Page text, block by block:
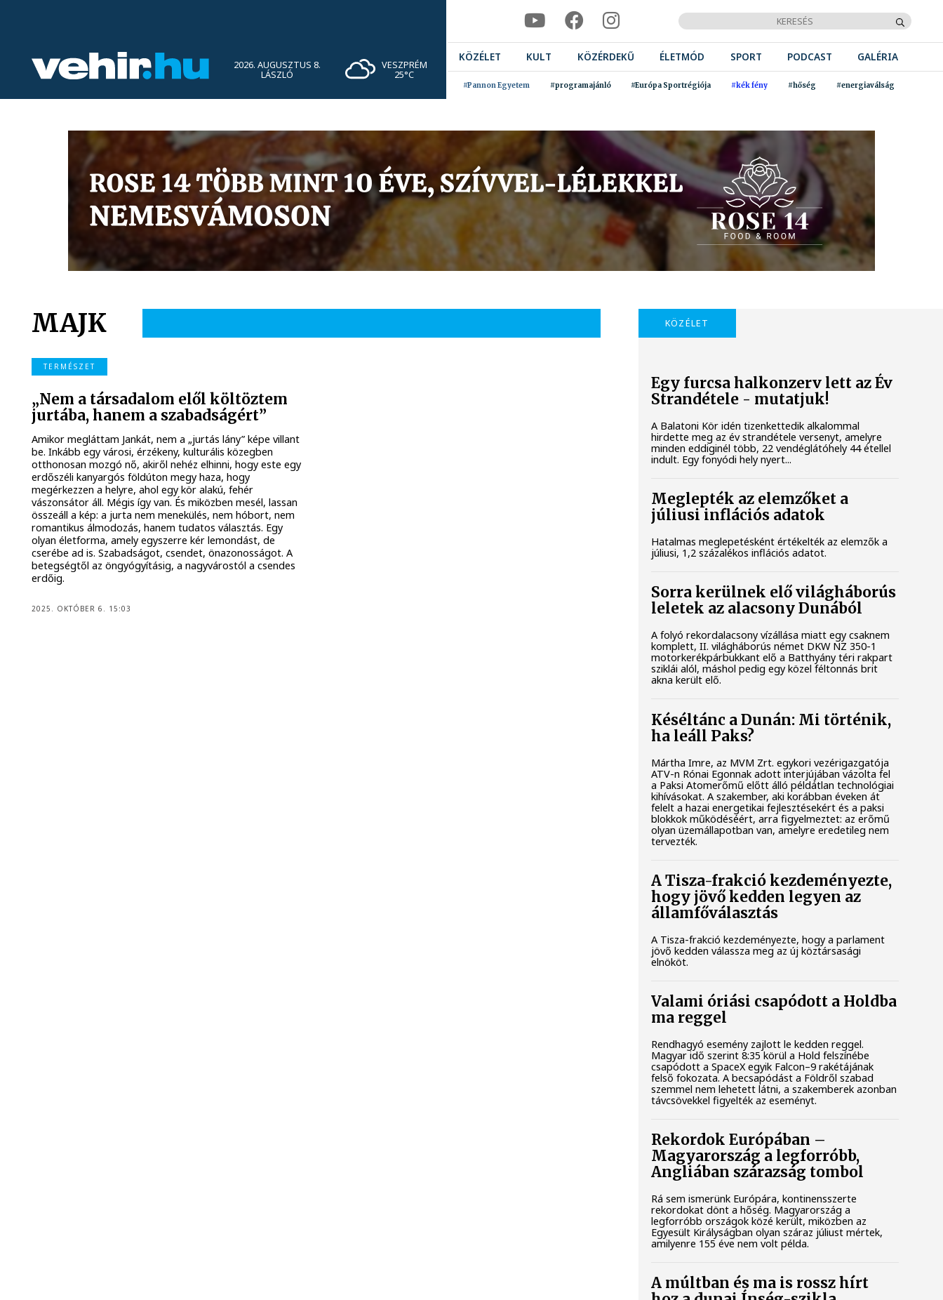
2026. AUGUSZTUS 8.
LÁSZLÓ
VESZPRÉM
25°C
KÖZÉLET KULT KÖZÉRDEKŰ ÉLETMÓD SPORT PODCAST GALÉRIA
#Pannon Egyetem #programajánló #Európa Sportrégiója #kék fény #hőség #energiaválság
MAJK
TERMÉSZET
„Nem a társadalom elől költöztem
jurtába, hanem a szabadságért”
Amikor megláttam Jankát, nem a „jurtás lány” képe villant
be. Inkább egy városi, érzékeny, kulturális közegben
otthonosan mozgó nő, akiről nehéz elhinni, hogy este egy
erdőszéli kanyargós földúton megy haza, hogy
megérkezzen a helyre, ahol egy kör alakú, fehér
vászonsátor áll. Mégis így van. És miközben mesél, lassan
összeáll a kép: a jurta nem menekülés, nem hóbort, nem
romantikus álmodozás, hanem tudatos választás. Egy
olyan életforma, amely egyszerre kér lemondást, de
cserébe ad is. Szabadságot, csendet, önazonosságot. A
betegségtől az öngyógyításig, a nagyvárostól a csendes
erdőig.
2025. OKTÓBER 6. 15:03
KÖZÉLET
Egy furcsa halkonzerv lett az Év
Strandétele - mutatjuk!
A Balatoni Kör idén tizenkettedik alkalommal
hirdette meg az év strandétele versenyt, amelyre
minden eddiginél több, 22 vendéglátóhely 44 étellel
indult. Egy fonyódi hely nyert...
Meglepték az elemzőket a
júliusi inflációs adatok
Hatalmas meglepetésként értékelték az elemzők a
júliusi, 1,2 százalékos inflációs adatot.
Sorra kerülnek elő világháborús
leletek az alacsony Dunából
A folyó rekordalacsony vízállása miatt egy csaknem
komplett, II. világháborús német DKW NZ 350-1
motorkerékpárbukkant elő a Batthyány téri rakpart
sziklái alól, máshol pedig egy közel féltonnás brit
akna került elő.
Késéltánc a Dunán: Mi történik,
ha leáll Paks?
Mártha Imre, az MVM Zrt. egykori vezérigazgatója
ATV-n Rónai Egonnak adott interjújában vázolta fel
a Paksi Atomerőmű előtt álló példátlan technológiai
kihívásokat. A szakember, aki korábban éveken át
felelt a hazai energetikai fejlesztésekért és a paksi
blokkok működéséért, arra figyelmeztet: az erőmű
olyan üzemállapotban van, amelyre eredetileg nem
tervezték.
A Tisza-frakció kezdeményezte,
hogy jövő kedden legyen az
államfőválasztás
A Tisza-frakció kezdeményezte, hogy a parlament
jövő kedden válassza meg az új köztársasági
elnököt.
Valami óriási csapódott a Holdba
ma reggel
Rendhagyó esemény zajlott le kedden reggel.
Magyar idő szerint 8:35 körül a Hold felszínébe
csapódott a SpaceX egyik Falcon–9 rakétájának
felső fokozata. A becsapódást a Földről szabad
szemmel nem lehetett látni, a szakemberek azonban
távcsövekkel figyelték az eseményt.
Rekordok Európában –
Magyarország a legforróbb,
Angliában szárazság tombol
Rá sem ismerünk Európára, kontinensszerte
rekordokat dönt a hőség. Magyarország a
legforróbb országok közé került, miközben az
Egyesült Királyságban olyan száraz júliust mértek,
amilyenre 155 éve nem volt példa.
A múltban és ma is rossz hírt